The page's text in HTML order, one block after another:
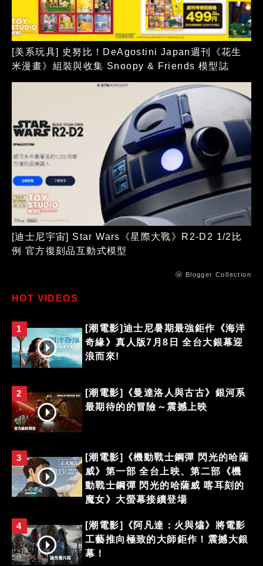
[美系玩具] 史努比！DeAgostini Japan週刊《花生
米漫畫》組裝與收集 Snoopy & Friends 模型誌
[迪士尼宇宙] Star Wars《星際大戰》R2-D2 1/2比
例 官方復刻品互動式模型
ⓦ Blogger Collection
HOT VIDEOS
1
[潮電影]迪士尼暑期最強鉅作《海洋
奇緣》真人版7月8日 全台大銀幕迎
浪而來!
2
[潮電影]《曼達洛人與古古》銀河系
最期待的的冒險～震撼上映
3
[潮電影]《機動戰士鋼彈 閃光的哈薩
威》第一部 全台上映、第二部《機
動戰士鋼彈 閃光的哈薩威 喀耳刻的
魔女》大螢幕接續登場
4
[潮電影]《阿凡達：火與燼》將電影
工藝推向極致的大師鉅作！震撼大銀
幕！